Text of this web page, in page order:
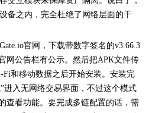
备之内，完全杜绝了网络层面的干
官网，下载带数字签名的v3.66.3
公告栏有公示。然后把APK文件传
和移动数据之后开始安装。安装完
进入无网络交易界面，不过这个模式
查看功能。要完成多链配置的话，需